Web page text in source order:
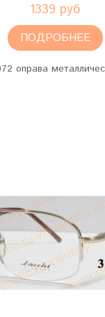
1339 руб
ПОДРОБНЕЕ
оправа